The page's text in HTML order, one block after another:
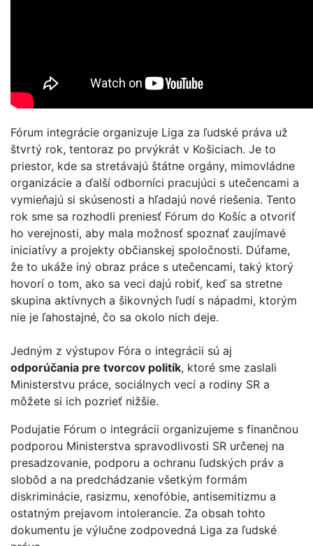
Fórum integrácie organizuje Liga za ľudské práva už
štvrtý rok, tentoraz po prvýkrát v Košiciach. Je to
priestor, kde sa stretávajú štátne orgány, mimovládne
organizácie a ďalší odborníci pracujúci s utečencami a
vymieňajú si skúsenosti a hľadajú nové riešenia. Tento
rok sme sa rozhodli preniesť Fórum do Košíc a otvoriť
ho verejnosti, aby mala možnosť spoznať zaujímavé
iniciatívy a projekty občianskej spoločnosti. Dúfame,
že to ukáže iný obraz práce s utečencami, taký ktorý
hovorí o tom, ako sa veci dajú robiť, keď sa stretne
skupina aktívnych a šikovných ľudí s nápadmi, ktorým
nie je ľahostajné, čo sa okolo nich deje.
Jedným z výstupov Fóra o integrácii sú aj
odporúčania pre tvorcov politík, ktoré sme zaslali
Ministerstvu práce, sociálnych vecí a rodiny SR a
môžete si ich pozrieť nižšie.
Podujatie Fórum o integrácii organizujeme s finančnou
podporou Ministerstva spravodlivosti SR určenej na
presadzovanie, podporu a ochranu ľudských práv a
slobôd a na predchádzanie všetkým formám
diskriminácie, rasizmu, xenofóbie, antisemitizmu a
ostatným prejavom intolerancie. Za obsah tohto
dokumentu je výlučne zodpovedná Liga za ľudské